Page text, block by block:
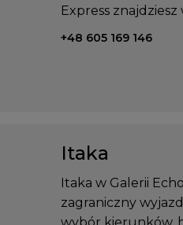
Express
Telefon kontaktowy:
+48 605 169 146
Itaka
Itaka w Galerii
zagraniczny